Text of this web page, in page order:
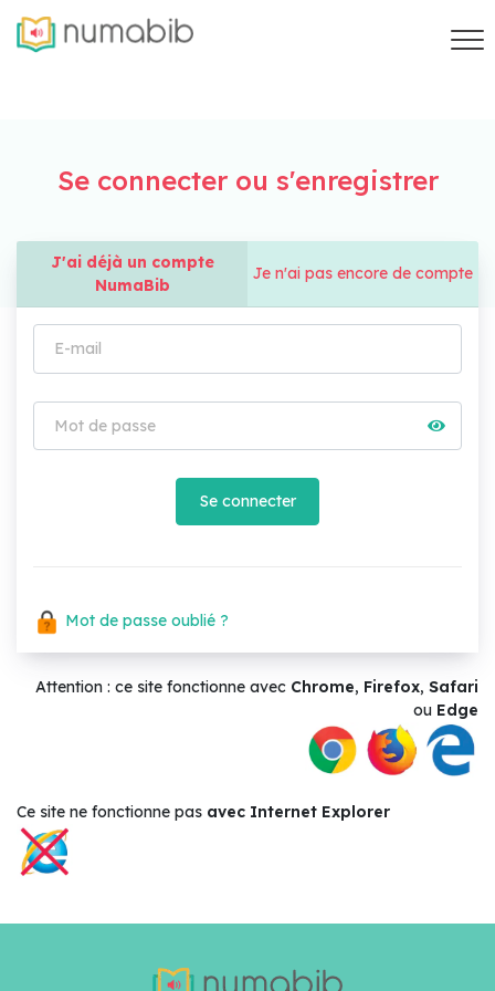
Se connecter ou s'enregistrer
J'ai déjà un compte
NumaBib
Je n'ai pas encore de compte
Se connecter
Mot de passe oublié ?
Attention : ce site fonctionne avec Chrome, Firefox, Safari
ou Edge
Ce site ne fonctionne pas avec Internet Explorer